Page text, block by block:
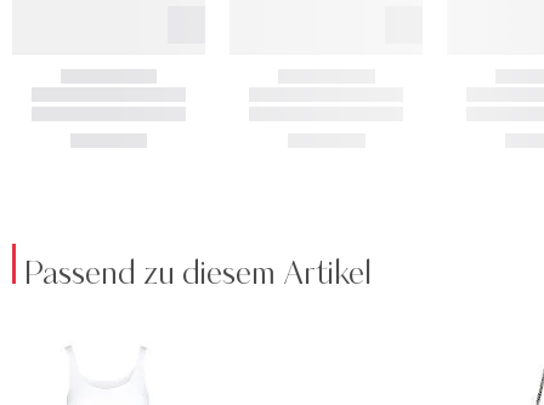
Passend zu diesem Artikel